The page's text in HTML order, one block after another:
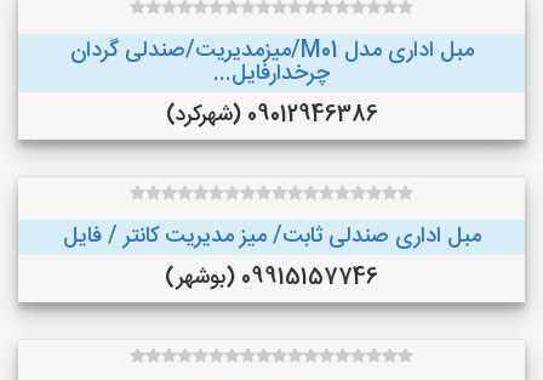
مبل اداری مدل M01/میزمدیریت/صندلی گردان
چرخدارفایل...
09012946386 (شهرکرد)
مبل اداری صندلی ثابت/ میز مدیریت کانتر / فایل
09915157746 (بوشهر)